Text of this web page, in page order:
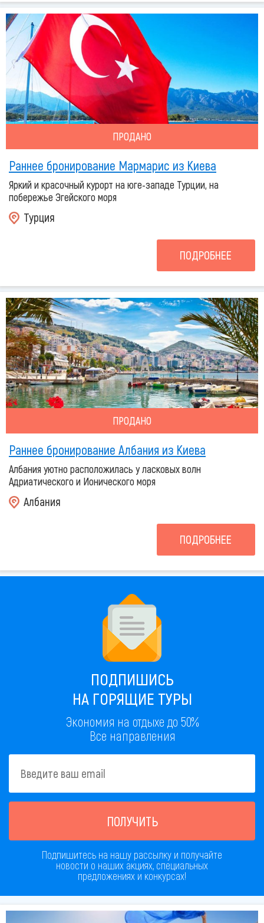
ПРОДАНО
Раннее бронирование Мармарис из Киева
Яркий и красочный курорт на юге-западе Турции, на
побережье Эгейского моря
Турция
ПОДРОБНЕЕ
ПРОДАНО
Раннее бронирование Албания из Киева
Албания уютно расположилась у ласковых волн
Адриатического и Ионического моря
Албания
ПОДРОБНЕЕ
ПОДПИШИСЬ
НА ГОРЯЩИЕ ТУРЫ
Экономия на отдыхе до 50%
Все направления
ПОЛУЧИТЬ
Подпишитесь на нашу рассылку и получайте
новости о наших акциях, специальных
предложениях и конкурсах!